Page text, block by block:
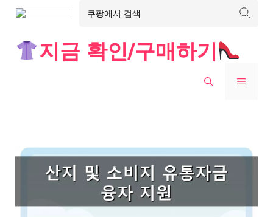
지금 확인/구매하기
MENU